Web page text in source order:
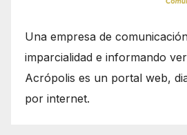
Una empresa de
imparcialidad e informando
Acrópolis es un portal web,
por internet.